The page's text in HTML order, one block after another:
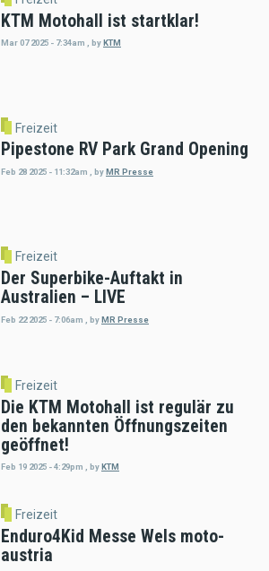
KTM Motohall ist startklar!
Mar 07 2025 - 7:34am byKTM
Freizeit
Pipestone RV Park Grand Opening
Feb 28 2025 - 11:32am byMR Presse
Freizeit
Der Superbike-Auftakt in
Australien – LIVE
Feb 22 2025 - 7:06am byMR Presse
Freizeit
Die KTM Motohall ist regulär zu
den bekannten Öffnungszeiten
geöffnet!
Feb 19 2025 - 4:29pm , byKTM
Freizeit
Enduro4Kid Messe Wels moto-
austria